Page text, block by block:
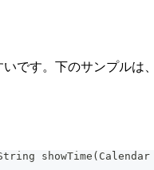
いです。下のサンプルは
1; String